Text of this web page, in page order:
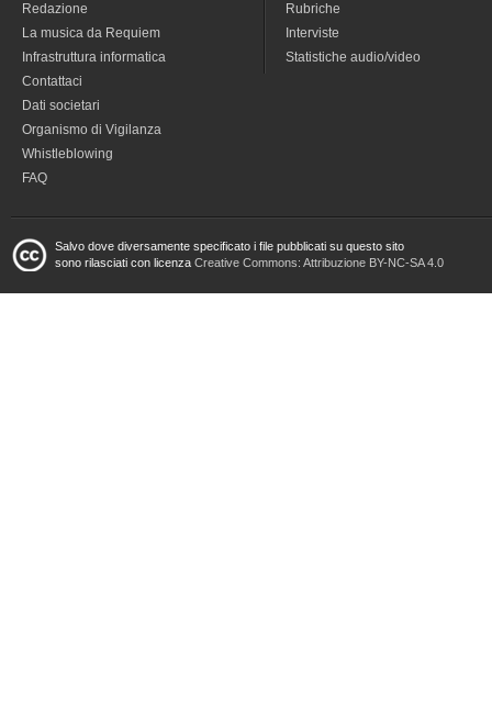
Redazione
La musica da Requiem
Infrastruttura informatica
Contattaci
Dati societari
Organismo di Vigilanza
Whistleblowing
FAQ
Rubriche
Interviste
Statistiche audio/video
Salvo dove diversamente specificato i file pubblicati su questo sito
sono rilasciati con licenza Creative Commons: Attribuzione BY-NC-SA 4.0